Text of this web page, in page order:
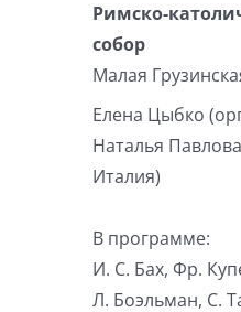
Римско-
собор
Малая
Елена Цыбко
Наталья
Италия)
В программе:
И. С. Бах, Фр.
Л. Боэльман, С.